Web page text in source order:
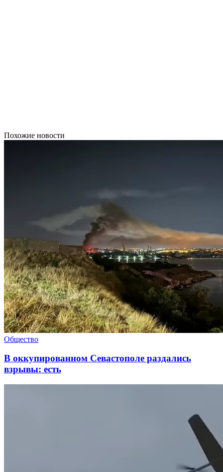
Похожие новости
Общество
В оккупированном Севастополе раздались
взрывы: есть